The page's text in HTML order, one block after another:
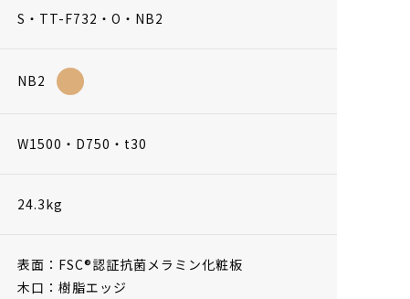
S・TT-F732・O・NB2
NB2
W1500・D750・t30
24.3kg
表面：FSC®認証抗菌メラミン化粧板
木口：樹脂エッジ